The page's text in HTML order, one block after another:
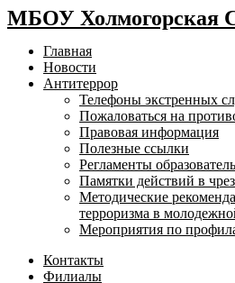
МБОУ
Главная
Новости
Антитеррор
Телефоны экстренных
Пожаловаться на
Правовая информация
Полезные ссылки
Регламенты
Памятки действий в
Методические
терроризма в
Мероприятия по
Контакты
Филиалы